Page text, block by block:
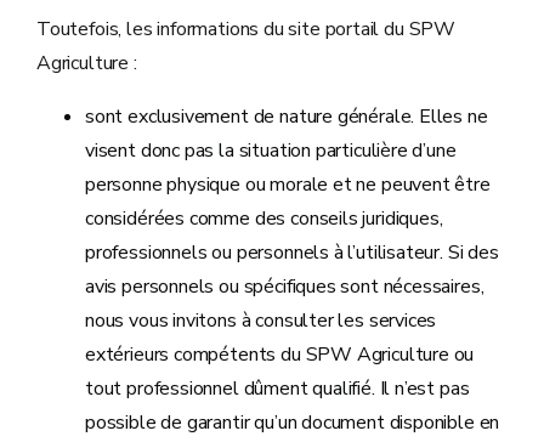
Toutefois, les informations du site portail du SPW
Agriculture :
sont exclusivement de nature générale. Elles ne
visent donc pas la situation particulière d’une
personne physique ou morale et ne peuvent être
considérées comme des conseils juridiques,
professionnels ou personnels à l’utilisateur. Si des
avis personnels ou spécifiques sont nécessaires,
nous vous invitons à consulter les services
extérieurs compétents du SPW Agriculture ou
tout professionnel dûment qualifié. Il n’est pas
possible de garantir qu’un document disponible en